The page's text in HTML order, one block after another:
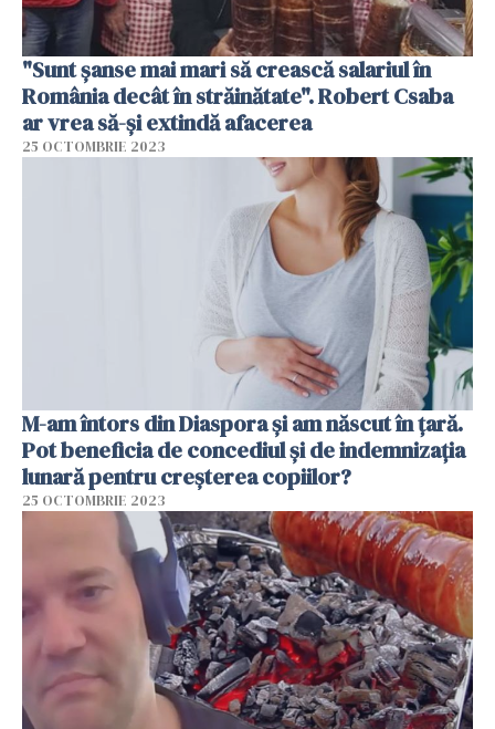
"Sunt șanse mai mari să crească salariul în
România decât în străinătate". Robert Csaba
ar vrea să-și extindă afacerea
25 OCTOMBRIE 2023
M-am întors din Diaspora și am născut în țară.
Pot beneficia de concediul și de indemnizația
lunară pentru creșterea copiilor?
25 OCTOMBRIE 2023